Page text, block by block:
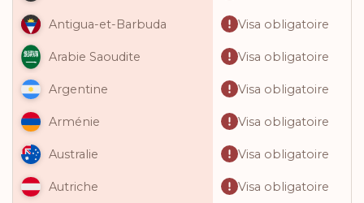
Antigua-et-Barbuda Visa obligatoire
Arabie Saoudite Visa obligatoire
Argentine Visa obligatoire
Arménie Visa obligatoire
Australie Visa obligatoire
Autriche Visa obligatoire